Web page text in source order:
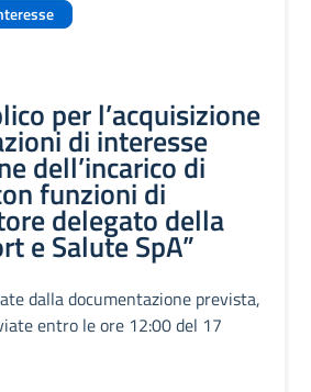
per l’acquisizione
di interesse
dell’incarico di
funzioni di
delegato della
e Salute SpA”
dalla documentazione prevista,
entro le ore 12:00 del 17